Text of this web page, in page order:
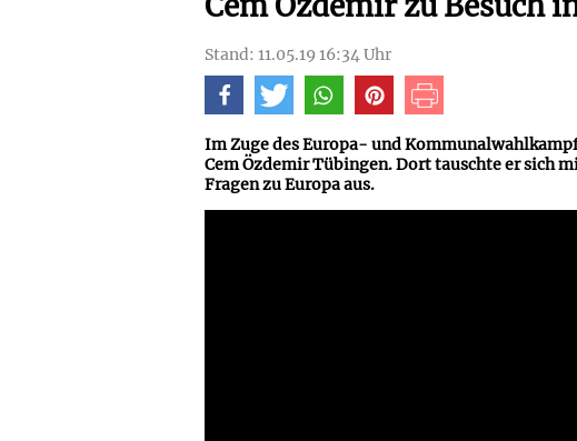
Stand: 11.05.19 16:34 Uhr
Im Zuge des Europa- und
Cem Özdemir Tübingen. Dort tauschte er sich
Fragen zu Europa aus.